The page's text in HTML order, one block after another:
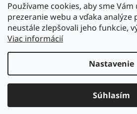
Používame cookies, aby sme
prezeranie webu a vďaka analýze
neustále zlepšovali jeho funkcie,
Viac informácií
Nastavenie
Súhlasím
Formulár na odstúpenie od
Postup pri vytknutí vady
protokol
Vytvoril Shoptet&
BICYKLORAJ
vyhradené.Upraviť